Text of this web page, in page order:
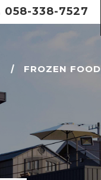
058-338-7527
FROZEN FOOD